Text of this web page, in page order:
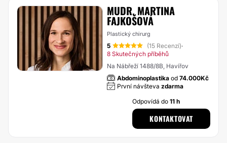
MUDR. MARTINA
FAJKOŠOVÁ
Plastický chirurg
5 (15 Recenzí)·
8 Skutečných příběhů
Na Nábřeží 1488/8B, Havířov
Abdominoplastika od 74.000Kč
První návšteva zdarma
Odpovídá do11 h
KONTAKTOVAT